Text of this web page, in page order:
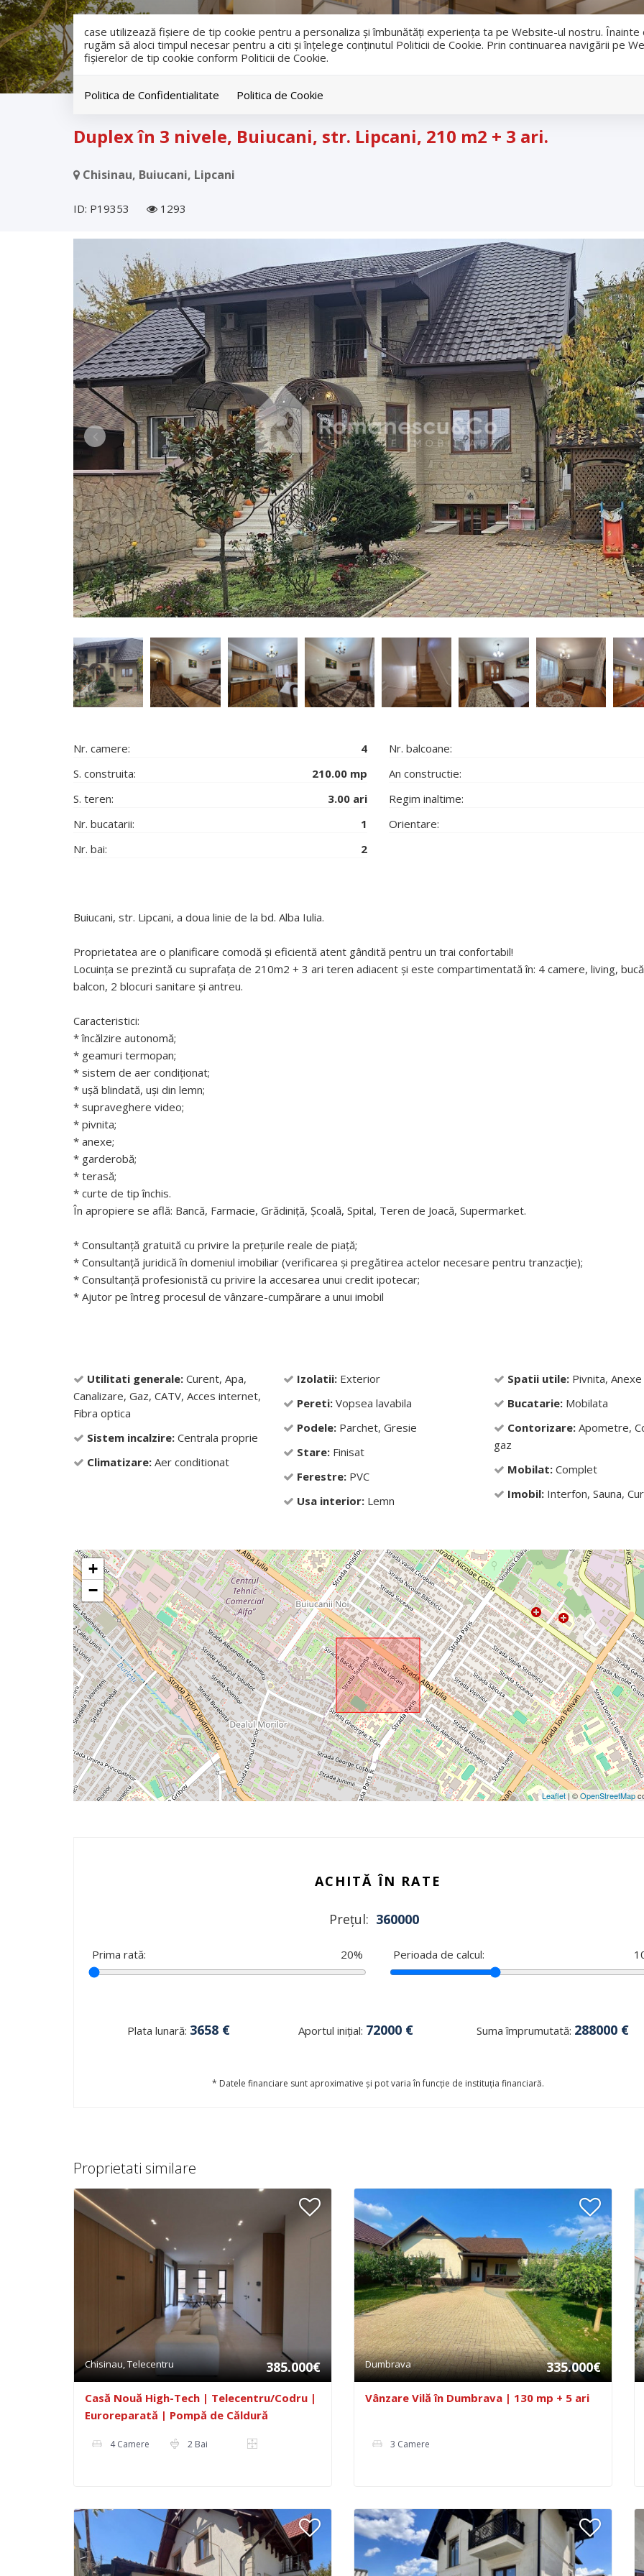
case utilizează fişiere de tip cookie pentru a personaliza și îmbunătăți experiența ta pe Website-ul nostru.
rugăm să aloci timpul necesar pentru a citi și înțelege conținutul Politicii de Cookie. Prin continuarea navigării pe
fişierelor de tip cookie conform Politicii de Cookie.
Politica de Confidentialitate Politica de Cookie
Duplex în 3 nivele, Buiucani, str. Lipcani, 210 m2 + 3 ari.
Chisinau, Buiucani, Lipcani
ID: P19353 1293
Nr. camere:
4
S. construita:
210.00 mp
S. teren:
3.00 ari
Nr. bucatarii:
1
Nr. bai:
2
Nr. balcoane:
An constructie:
Regim inaltime:
Orientare:
Buiucani, str. Lipcani, a doua linie de la bd. Alba Iulia.
Proprietatea are o planificare comodă și eficientă atent gândită pentru un trai confortabil!
Locuința se prezintă cu suprafața de 210m2 + 3 ari teren adiacent și este compartimentată în: 4 camere, living,
balcon, 2 blocuri sanitare și antreu.
Caracteristici:
* încălzire autonomă;
* geamuri termopan;
* sistem de aer condiționat;
* ușă blindată, uși din lemn;
* supraveghere video;
* pivnita;
* anexe;
* garderobă;
* terasă;
* curte de tip închis.
În apropiere se află: Bancă, Farmacie, Grădiniță, Școală, Spital, Teren de Joacă, Supermarket.
* Consultanță gratuită cu privire la prețurile reale de piață;
* Consultanță juridică în domeniul imobiliar (verificarea și pregătirea actelor necesare pentru tranzacție);
* Consultanță profesionistă cu privire la accesarea unui credit ipotecar;
* Ajutor pe întreg procesul de vânzare-cumpărare a unui imobil
Utilitati generale: Curent, Apa,
Canalizare, Gaz, CATV, Acces internet,
Fibra optica
Sistem incalzire: Centrala proprie
Climatizare: Aer conditionat
Izolatii: Exterior
Pereti: Vopsea lavabila
Podele: Parchet, Gresie
Stare: Finisat
Ferestre: PVC
Usa interior: Lemn
Spatii utile:Pivnita, Anexe
Bucatarie:Mobilata
Contorizare:Apometre,
gaz
Mobilat:Complet
Imobil:Interfon, Sauna,
+
−
Leaflet| ©OpenStreetMap
ACHITĂ ÎN RATE
Prețul: 360000
Prima rată: 20% Perioada de calcul:
Plata lunară: 3658€ Aportul inițial: 72000€ Suma împrumutată: 288000€
* Datele financiare sunt aproximative și pot varia în funcție de instituția financiară.
Proprietati similare
Chisinau, Telecentru 385.000€
Casă Nouă High-Tech | Telecentru/Codru |
Euroreparată | Pompă de Căldură
4 Camere 2 Bai
Dumbrava 335.000€
Vânzare Vilă în Dumbrava | 130 mp + 5 ari
3 Camere